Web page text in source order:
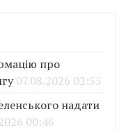
про
07.08.2026 02:55
надати
00:46